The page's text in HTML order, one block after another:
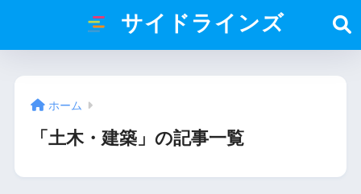
サイドラインズ
ホーム
「土木・建築」の記事一覧